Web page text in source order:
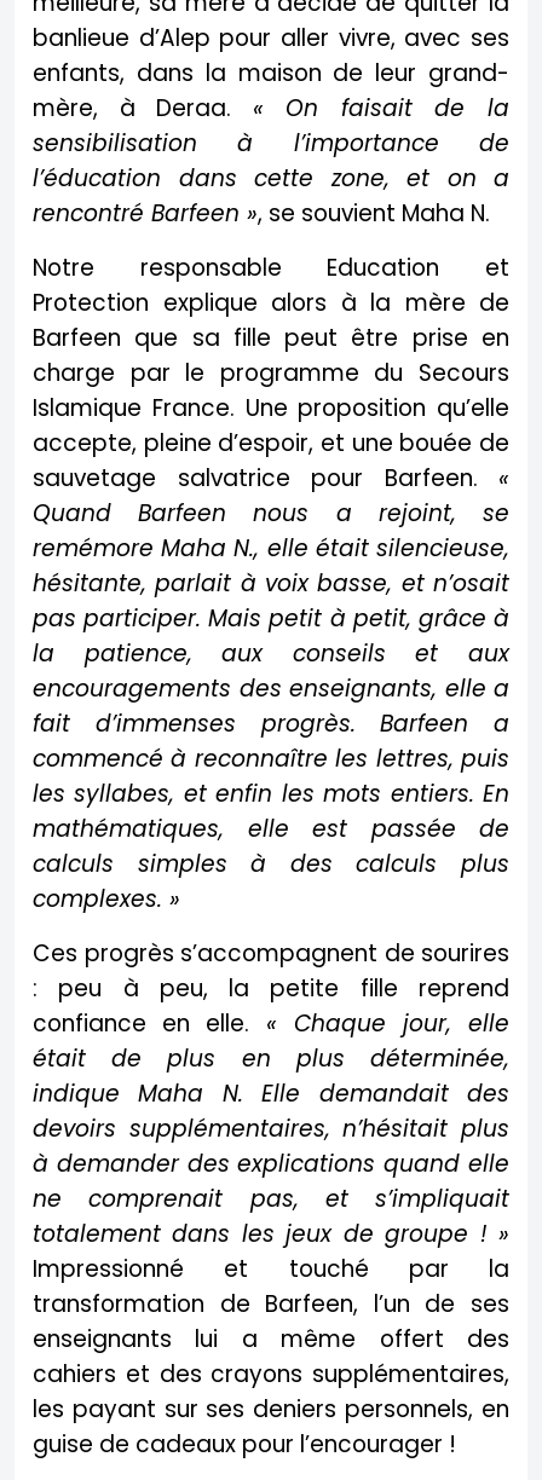
banlieue d’Alep pour aller vivre, avec ses
enfants, dans la maison de leur grand-
mère, à Deraa. « On faisait de la
sensibilisation à l’importance de
l’éducation dans cette zone, et on a
rencontré Barfeen », se souvient Maha N.
Notre responsable Education et
Protection explique alors à la mère de
Barfeen que sa fille peut être prise en
charge par le programme du Secours
Islamique France. Une proposition qu’elle
accepte, pleine d’espoir, et une bouée de
sauvetage salvatrice pour Barfeen. «
Quand Barfeen nous a rejoint, se
remémore Maha N., elle était silencieuse,
hésitante, parlait à voix basse, et n’osait
pas participer. Mais petit à petit, grâce à
la patience, aux conseils et aux
encouragements des enseignants, elle a
fait d’immenses progrès. Barfeen a
commencé à reconnaître les lettres, puis
les syllabes, et enfin les mots entiers. En
mathématiques, elle est passée de
calculs simples à des calculs plus
complexes. »
Ces progrès s’accompagnent de sourires
: peu à peu, la petite fille reprend
confiance en elle. « Chaque jour, elle
était de plus en plus déterminée,
indique Maha N. Elle demandait des
devoirs supplémentaires, n’hésitait plus
à demander des explications quand elle
ne comprenait pas, et s’impliquait
totalement dans les jeux de groupe ! »
Impressionné et touché par la
transformation de Barfeen, l’un de ses
enseignants lui a même offert des
cahiers et des crayons supplémentaires,
les payant sur ses deniers personnels, en
guise de cadeaux pour l’encourager !